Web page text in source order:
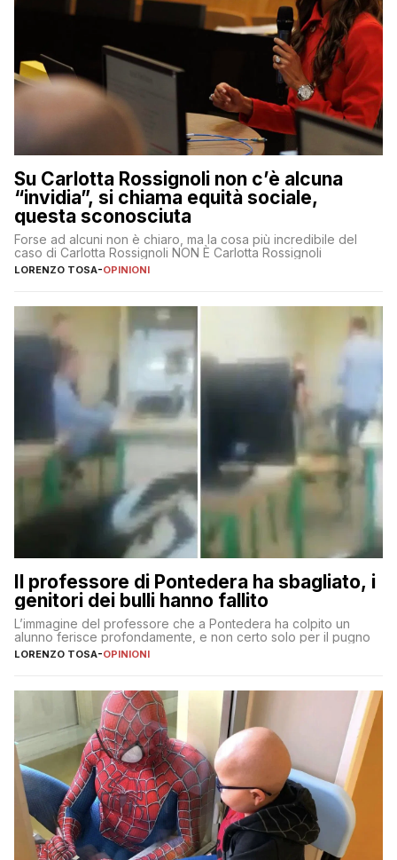
Su Carlotta Rossignoli non c’è alcuna
“invidia”, si chiama equità sociale,
questa sconosciuta
Forse ad alcuni non è chiaro, ma la cosa più incredibile del
caso di Carlotta Rossignoli NON È Carlotta Rossignoli
LORENZO TOSA-OPINIONI
Il professore di Pontedera ha sbagliato, i
genitori dei bulli hanno fallito
L’immagine del professore che a Pontedera ha colpito un
alunno ferisce profondamente, e non certo solo per il pugno
LORENZO TOSA-OPINIONI